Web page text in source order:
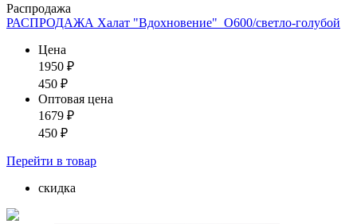
Распродажа
РАСПРОДАЖА Халат "Вдохновение"_О600/светло-голубой
Цена
1950 ₽
450 ₽
Оптовая цена
1679 ₽
450 ₽
Перейти в товар
скидка